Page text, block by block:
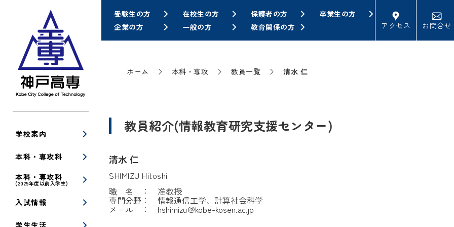
学校案内
本科・専攻科
本科・専攻科
(2025年度以前入学生)
入試情報
学生生活
受験生の方 在校生の方 保護者の方
卒業生の方
企業の方
一般の方 教育関係の方 アクセス お問合せ
ホーム 本科・専攻 教員一覧 清水 仁
教員紹介(情報教育研究支援センター)
清水 仁
SHIMIZU Hitoshi
職 名 ： 准教授
専門分野： 情報通信工学、計算社会科学
メール ： hshimizu